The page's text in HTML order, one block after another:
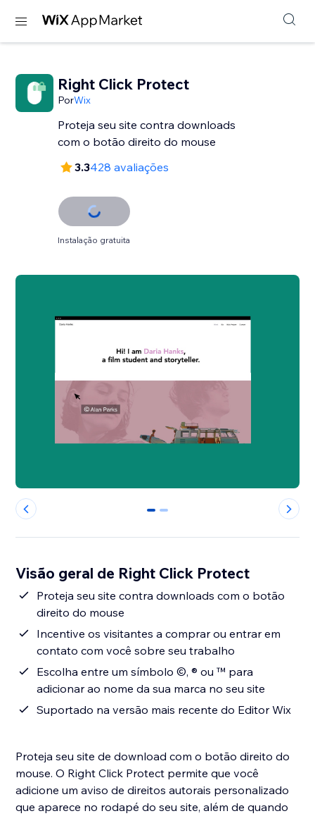
Right Click Protect
PorWix
Proteja seu site contra downloads
com o botão direito do mouse
3.3428 avaliações
Instalação gratuita
0 1
Visão geral de Right Click Protect
Proteja seu site contra downloads com o botão
direito do mouse
Incentive os visitantes a comprar ou entrar em
contato com você sobre seu trabalho
Escolha entre um símbolo ©, ® ou ™ para
adicionar ao nome da sua marca no seu site
Suportado na versão mais recente do Editor Wix
Proteja seu site de download com o botão direito do
mouse. O Right Click Protect permite que você
adicione um aviso de direitos autorais personalizado
que aparece no rodapé do seu site, além de quando